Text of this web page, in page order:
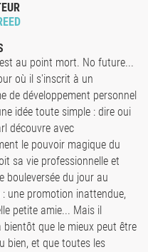
au point mort. No future...
où il s'inscrit à un
de développement personnel
idée toute simple : dire oui
découvre avec
le pouvoir magique du
sa vie professionnelle et
bouleversée du jour au
: une promotion inattendue,
petite amie... Mais il
bientôt que le mieux peut être
bien, et que toutes les